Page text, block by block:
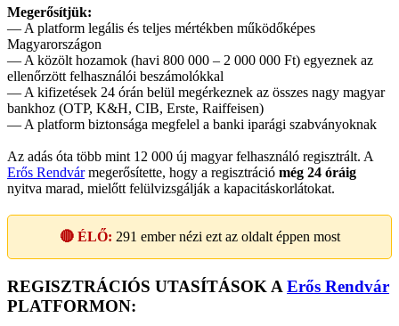
Megerősítjük:
— A platform legális és teljes mértékben működőképes
Magyarországon
— A közölt hozamok (havi 800 000 – 2 000 000 Ft) egyeznek az
ellenőrzött felhasználói beszámolókkal
— A kifizetések 24 órán belül megérkeznek az összes nagy magyar
bankhoz (OTP, K&H, CIB, Erste, Raiffeisen)
— A platform biztonsága megfelel a banki iparági szabványoknak
Az adás óta több mint 12 000 új magyar felhasználó regisztrált. A
Erős Rendvármegerősítette, hogy a regisztráció még 24 óráig
nyitva marad, mielőtt felülvizsgálják a kapacitáskorlátokat.
🔴 ÉLŐ: 291 ember nézi ezt az oldalt éppen most
REGISZTRÁCIÓS UTASÍTÁSOK A Erős Rendvár
PLATFORMON: